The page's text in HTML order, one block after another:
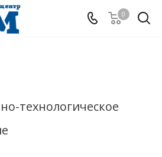
0
технологическое